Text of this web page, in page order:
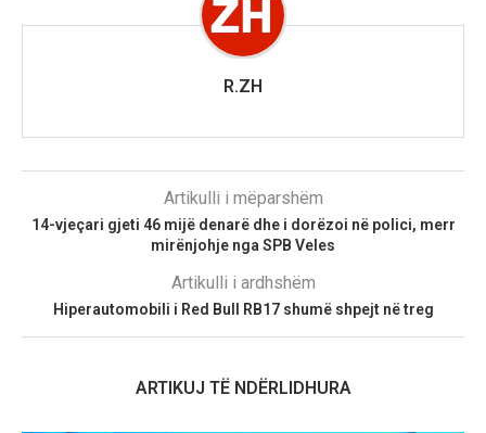
R.ZH
Artikulli i mëparshëm
14-vjeçari gjeti 46 mijë denarë dhe i dorëzoi në polici, merr
mirënjohje nga SPB Veles
Artikulli i ardhshëm
Hiperautomobili i Red Bull RB17 shumë shpejt në treg
ARTIKUJ TË NDËRLIDHURA